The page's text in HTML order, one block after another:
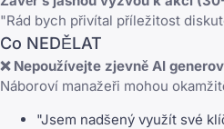
"Rád bych přivítal příležitost
Co NEDĚLAT
❌ Nepoužívejte zjevně AI
Náboroví manažeři mohou
"Jsem nadšený využít své